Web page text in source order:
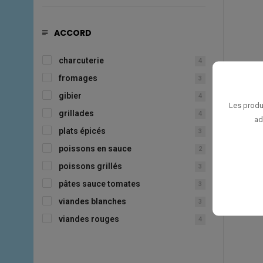
Les
ACCORD
charcuterie 4
fromages 3
gibier 4
grillades 4
plats épicés 3
poissons en sauce 2
poissons grillés 3
pâtes sauce tomates 3
viandes blanches 3
viandes rouges 4